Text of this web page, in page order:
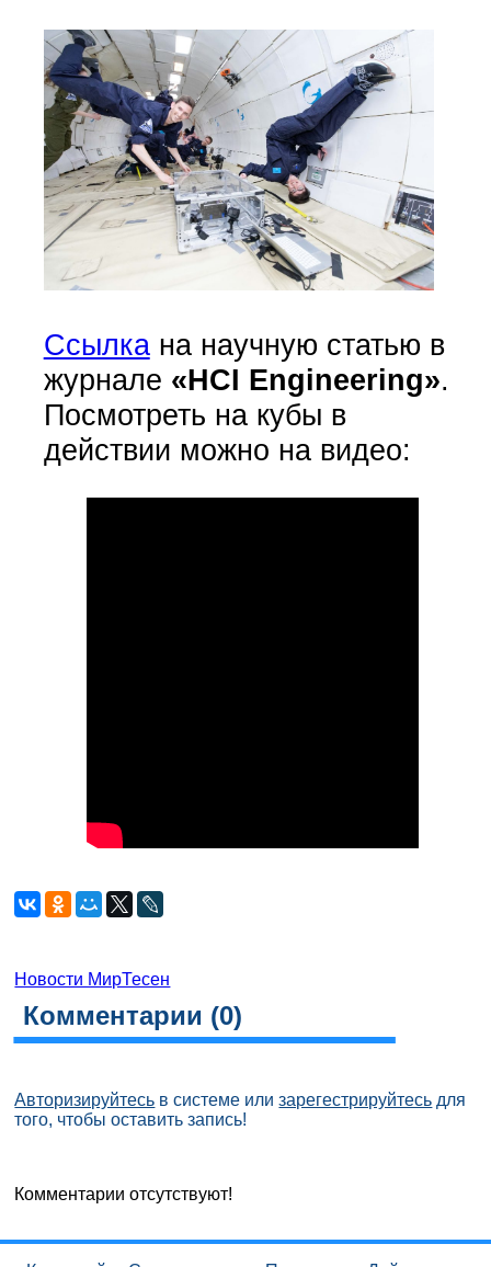
Ссылкана научную статью в
журнале «HCI Engineering».
Посмотреть на кубы в
действии можно на видео:
Новости МирТесен
Комментарии (0)
Авторизируйтесь в системе илизарегестрируйтесь для
того, чтобы оставить запись!
Комментарии отсутствуют!